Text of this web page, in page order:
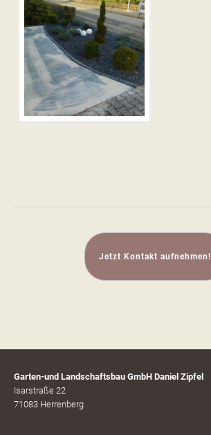
Jetzt Kontakt aufnehmen!
Garten-und Landschaftsbau GmbH Daniel Zipfel
Isarstraße 22
71083 Herrenberg